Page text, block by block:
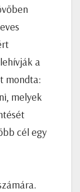
a
mondta:
melyek
cél egy